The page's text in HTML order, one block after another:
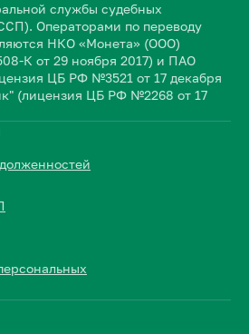
службы судебных
Операторами по переводу
НКО «Монета» (ООО)
К от 29 ноября 2017) и ПАО
ЦБ РФ №3521 от 17 декабря
(лицензия ЦБ РФ №2268 от 17